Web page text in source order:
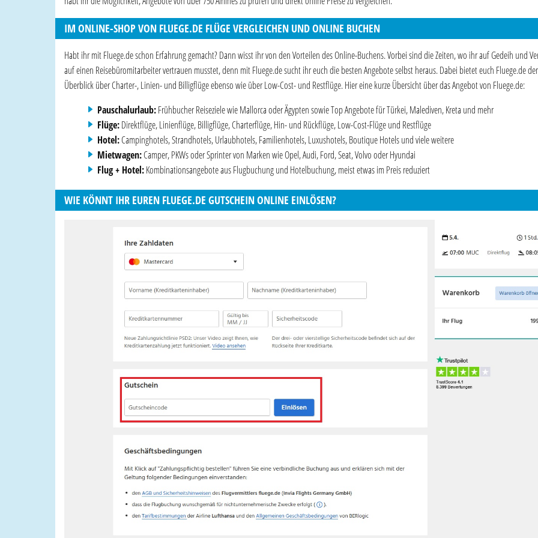
IM ONLINE-SHOP VON FLUEGE.DE FLÜGE VERGLEICHEN UND ONLINE BUCHEN
Habt ihr mit Fluege.de schon Erfahrung gemacht? Dann wisst ihr von den Vorteilen des Online-Buchens. Vorbei sind die Zeiten, wo ihr auf Gedeih und
auf einen Reisebüromitarbeiter vertrauen musstet, denn mit Fluege.de sucht ihr euch die besten Angebote selbst heraus. Dabei bietet euch Fluege.de
Überblick über Charter-, Linien- und Billigflüge ebenso wie über Low-Cost- und Restflüge. Hier eine kurze Übersicht über das Angebot von Fluege.de:
Pauschalurlaub:Frühbucher Reiseziele wie Mallorca oder Ägypten sowie Top Angebote für Türkei, Malediven, Kreta und mehr
Flüge:Direktflüge, Linienflüge, Billigflüge, Charterflüge, Hin- und Rückflüge, Low-Cost-Flüge und Restflüge
Hotel:Campinghotels, Strandhotels, Urlaubhotels, Familienhotels, Luxushotels, Boutique Hotels und viele weitere
Mietwagen:Camper, PKWs oder Sprinter von Marken wie Opel, Audi, Ford, Seat, Volvo oder Hyundai
Flug + Hotel:Kombinationsangebote aus Flugbuchung und Hotelbuchung, meist etwas im Preis reduziert
WIE KÖNNT IHR EUREN FLUEGE.DE GUTSCHEIN ONLINE EINLÖSEN?